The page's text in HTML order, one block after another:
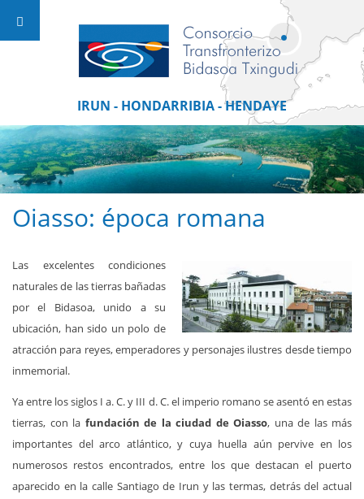
IRUN - HONDARRIBIA - HENDAYE
Oiasso: época romana
Las excelentes condiciones
naturales de las tierras bañadas
por el Bidasoa, unido a su
ubicación, han sido un polo de
atracción para reyes, emperadores y personajes ilustres desde tiempo
inmemorial.
Ya entre los siglos I a. C. y III d. C. el imperio romano se asentó en estas
tierras, con la fundación de la ciudad de Oiasso, una de las más
importantes del arco atlántico, y cuya huella aún pervive en los
numerosos restos encontrados, entre los que destacan el puerto
aparecido en la calle Santiago de Irun y las termas, detrás del actual